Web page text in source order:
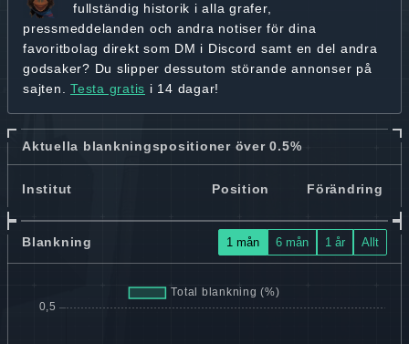
fullständig historik i alla grafer,
pressmeddelanden och andra notiser för dina
favoritbolag direkt som DM i Discord samt en del andra
godsaker? Du slipper dessutom störande annonser på
sajten. Testa gratis i 14 dagar!
Aktuella blankningspositioner över 0.5%
Institut Position Förändring
Blankning 1 mån 6 mån 1 år Allt